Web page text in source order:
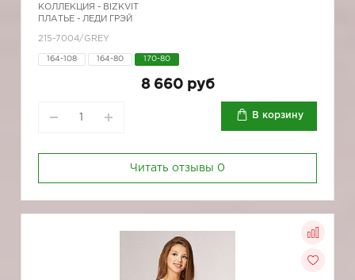
КОЛЛЕКЦИЯ - BIZKVIT
ПЛАТЬЕ - ЛЕДИ ГРЭЙ
215-7004/GREY
164-108 164-80 170-80
8 660 руб
В корзину
Читать отзывы 0